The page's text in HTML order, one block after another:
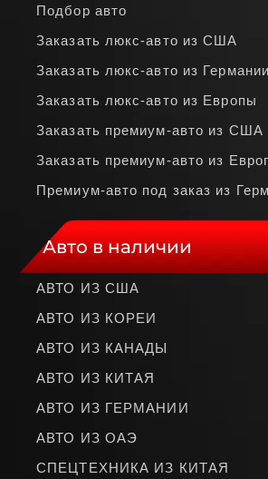
Подбор авто
Заказать люкс‑авто из США
Заказать люкс‑авто из Германии
Заказать люкс‑авто из Европы
Заказать премиум‑авто из США
Заказать премиум‑авто из
Премиум‑авто под заказ из
Авто в наличии
АВТО ИЗ США
АВТО ИЗ КОРЕИ
АВТО ИЗ КАНАДЫ
АВТО ИЗ КИТАЯ
АВТО ИЗ ГЕРМАНИИ
АВТО ИЗ ОАЭ
СПЕЦТЕХНИКА ИЗ КИТАЯ